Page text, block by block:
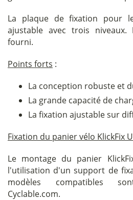
La plaque de fixation pour
ajustable avec trois
fourni.
Points forts :
La conception robuste et
La grande capacité de
La fixation ajustable sur
Fixation du panier vélo KlickFix
Le montage du panier
l'utilisation d'un support de
modèles compatibles
Cyclable.com.